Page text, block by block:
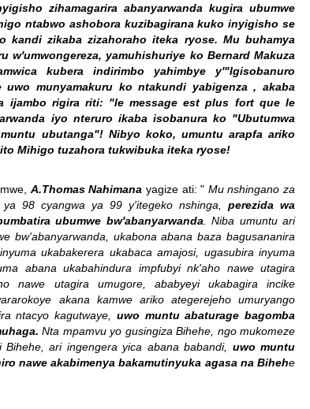
zihamagarira abanyarwanda kugira ubumwe
ntabwo ashobora kuzibagirana kuko inyigisho se
kandi zikaba zizahoraho iteka ryose. Mu buhamya
w'umwongereza, yamuhishuriye ko Bernard Makuza
kubera indirimbo yahimbye y'"Igisobanuro
munyamakuru ko ntakundi yabigenza , akaba
ijambo rigira riti: "le message est plus fort que le
iyo nteruro ikaba isobanura ko "Ubutumwa
ubutanga"! Nibyo koko, umuntu arapfa ariko
Mihigo tuzahora tukwibuka iteka ryose!
A.Thomas Nahimana yagize ati: " Mu nshingano za
98 cyangwa ya 99 y'itegeko nshinga, perezida wa
ubumwe bw'abanyarwanda . Niba umuntu ari
bw'abanyarwanda, ukabona abana baza bagusananira
ukabakerera ukabaca amajosi, ugasubira inyuma
abana ukabahindura impfubyi nk'aho nawe utagira
nawe utagira umugore, ababyeyi ukabagira incike
akana kamwe ariko ategerejeho umuryango
ntacyo kagutwaye,
uwo muntu abaturage bagomba
Nta mpamvu yo gusingiza Bihehe, ngo mukomeze
ari ingengera yica abana babandi, uwo muntu
nawe akabimenya bakamutinyuka agasa na Bihehe